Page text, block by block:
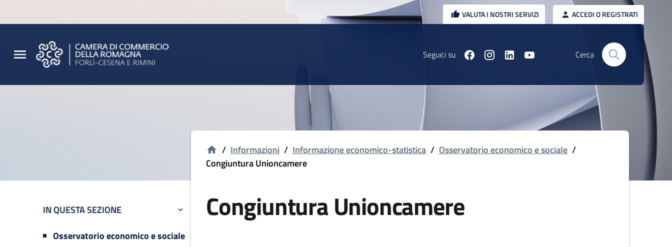
VALUTA I NOSTRI SERVIZI ACCEDI O REGISTRATI
Seguici su Cerca
IN QUESTA SEZIONE
Osservatorio economico e sociale
/ Informazioni / Informazione economico-statistica / Osservatorio economico e sociale /
Congiuntura Unioncamere
Congiuntura Unioncamere